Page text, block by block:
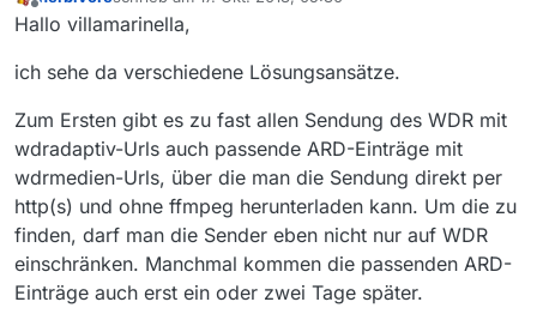
Offline zuletzt editiert von
Hallo villamarinella,
ich sehe da verschiedene Lösungsansätze.
Zum Ersten gibt es zu fast allen Sendung des WDR mit
wdradaptiv-Urls auch passende ARD-Einträge mit
wdrmedien-Urls, über die man die Sendung direkt per
http(s) und ohne ffmpeg herunterladen kann. Um die zu
finden, darf man die Sender eben nicht nur auf WDR
einschränken. Manchmal kommen die passenden ARD-
Einträge auch erst ein oder zwei Tage später.